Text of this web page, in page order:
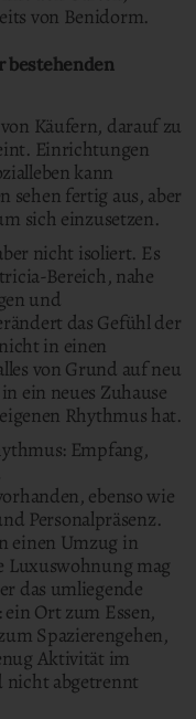
von Benidorm.
bestehenden
Käufern, darauf zu
Einrichtungen
kann
sehen fertig aus, aber
sich einzusetzen.
nicht isoliert. Es
Bereich, nahe
und
das Gefühl der
in einen
von Grund auf neu
ein neues Zuhause
Rhythmus hat.
Empfang,
ebenso wie
Personalpräsenz.
einen Umzug in
Luxuswohnung mag
das umliegende
Ort zum Essen,
Spazierengehen,
Aktivität im
nicht abgetrennt